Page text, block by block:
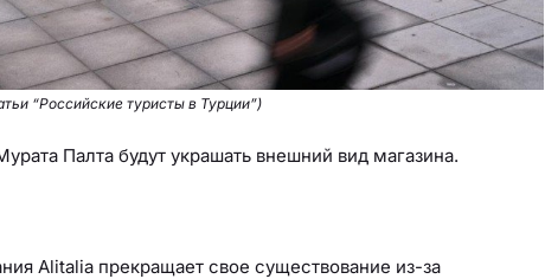
“Российские туристы в Турции”)
Палта будут украшать внешний вид магазина.
Alitalia прекращает свое существование из-за